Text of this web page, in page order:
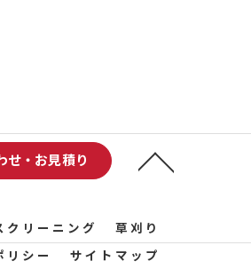
せ・お見積り
クリーニング
草刈り
リシー サイトマップ